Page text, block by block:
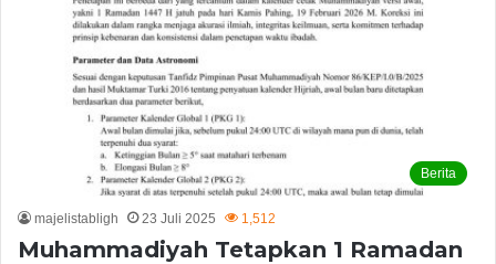
Berita
majelistabligh 23 Juli 2025 1,512
Muhammadiyah Tetapkan 1 Ramadan